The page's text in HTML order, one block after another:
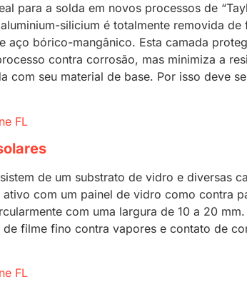
para a solda em novos processos de
silicium é totalmente removida de
aço bórico-mangânico. Esta camada
contra corrosão, mas minimiza a
com seu material de base. Por isso deve
FL
de um substrato de vidro e diversas
com um painel de vidro como contra
com uma largura de 10 a 20 mm.
filme fino contra vapores e contato de
FL